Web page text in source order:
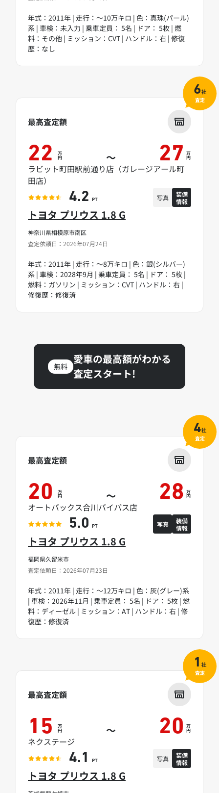
年式：2011年 | 走行：～10万キロ | 色：真珠(パール)
系 | 車検：未入力 | 乗車定員： 5名 | ドア： 5枚 | 燃
料：その他 | ミッション：CVT | ハンドル：右 | 修復
歴：なし
神奈川県相模原市南区
査定依頼日：2026年07月24日
トヨタ プリウス 1.8 G
年式：2011年 | 走行：～8万キロ | 色：銀(シルバー)
系 | 車検：2028年9月 | 乗車定員： 5名 | ドア： 5枚 |
燃料：ガソリン | ミッション：CVT | ハンドル：右 |
修復歴：修復済
最高査定額
22 万
円 ～ 27 万
円
ラビット町田駅前通り店（ガレージアール町
田店）
4.2 PT 写真
装備
情報
6社
査定
無料
愛車の最高額がわかる
査定スタート!
福岡県久留米市
査定依頼日：2026年07月23日
トヨタ プリウス 1.8 G
年式：2011年 | 走行：～12万キロ | 色：灰(グレー)系
| 車検：2026年11月 | 乗車定員： 5名 | ドア： 5枚 | 燃
料：ディーゼル | ミッション：AT | ハンドル：右 | 修
復歴：修復済
最高査定額
20 万
円 ～ 28 万
円
オートバックス合川バイパス店
5.0 PT 写真
装備
情報
4社
査定
トヨタ プリウス 1.8 G
最高査定額
15 万
円 ～ 20 万
円
ネクステージ
4.1 PT 写真
装備
情報
1 社
査定